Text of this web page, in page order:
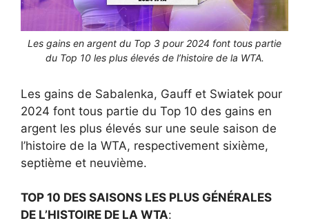
Les gains en argent du Top 3 pour 2024 font tous partie
du Top 10 les plus élevés de l’histoire de la WTA.
Les gains de Sabalenka, Gauff et Swiatek pour
2024 font tous partie du Top 10 des gains en
argent les plus élevés sur une seule saison de
l’histoire de la WTA, respectivement sixième,
septième et neuvième.
TOP 10 DES SAISONS LES PLUS GÉNÉRALES
DE L’HISTOIRE DE LA WTA: